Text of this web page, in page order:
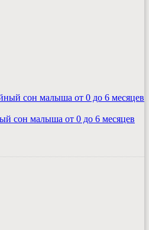
сон малыша от 0 до 6 месяцев